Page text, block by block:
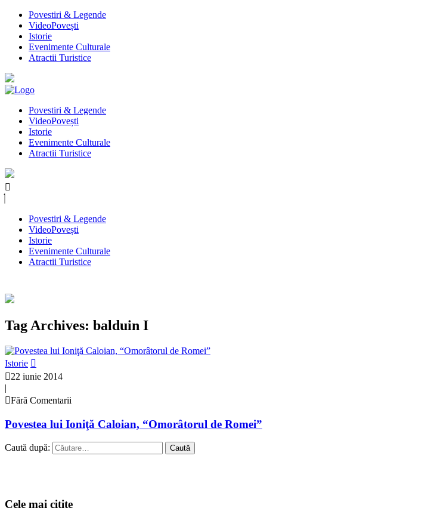
Povestiri & Legende
VideoPovești
Istorie
Evenimente Culturale
Atractii Turistice
Povestiri & Legende
VideoPovești
Istorie
Evenimente Culturale
Atractii Turistice
Povestiri & Legende
VideoPovești
Istorie
Evenimente Culturale
Atractii Turistice
Tag Archives: balduin I
Istorie
22 iunie 2014
|
Fără Comentarii
Povestea lui Ioniţă Caloian, “Omorâtorul de Romei”
Caută după:
Cele mai citite